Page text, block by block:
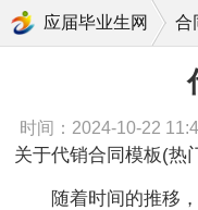
应届毕业生网 合
时间：2024-10-22
关于代销合同模板(热
随着时间的推移，